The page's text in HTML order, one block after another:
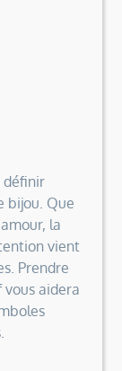
définir
bijou. Que
la
vient
Prendre
aidera